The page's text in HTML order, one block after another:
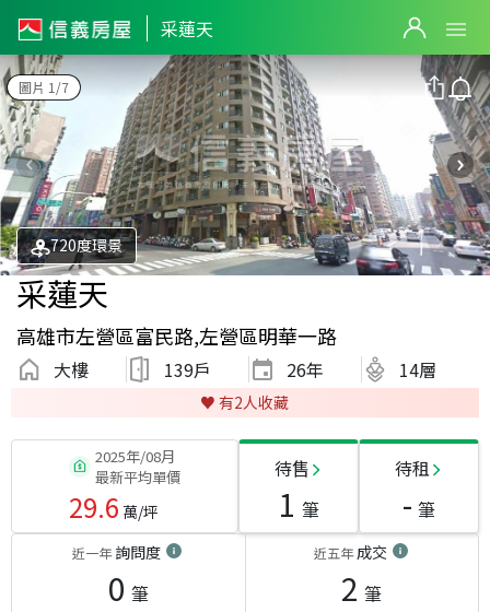
采蓮天
圖片 1/7
720度環景
采蓮天
高雄市左營區富民路,左營區明華一路
大樓 139戶 26年 14層
♥️ 有2人收藏
2025年/08月
最新平均單價
29.6 萬/坪
待售
1 筆
待租
- 筆
近一年詢問度
0 筆
近五年成交
2 筆